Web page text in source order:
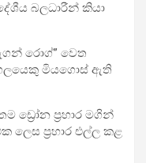
බලධාරීන් කියා
රොග්” වෙත
මියගොස් ඇති
ඩ්‍රෝන ප්‍රහාර මගින්
ලෙස ප්‍රහාර එල්ල කළ